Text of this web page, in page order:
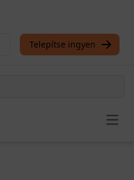
Telepítse ingyen